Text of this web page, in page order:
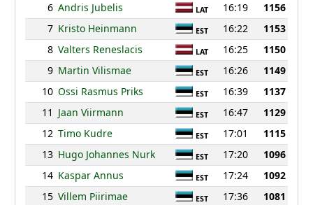
6 Andris Jubelis LAT 16:19
1156
7 Kristo Heinmann EST 16:22
1153
8 Valters Reneslacis LAT 16:25
1150
9 Martin Vilismae EST 16:26
1149
10 Ossi Rasmus Priks EST 16:39
1137
11 Jaan Viirmann EST 16:47
1129
12 Timo Kudre EST 17:01
1115
13 Hugo Johannes Nurk EST 17:20
1096
14 Kaspar Annus EST 17:24
1092
15 Villem Piirimae EST 17:36
1081